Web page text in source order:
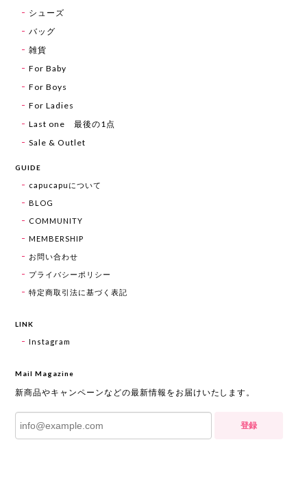
シューズ
バッグ
雑貨
For Baby
For Boys
For Ladies
Last one 最後の1点
Sale & Outlet
GUIDE
capucapuについて
BLOG
COMMUNITY
MEMBERSHIP
お問い合わせ
プライバシーポリシー
特定商取引法に基づく表記
LINK
Instagram
Mail Magazine
新商品やキャンペーンなどの最新情報をお届けいたします。
登録